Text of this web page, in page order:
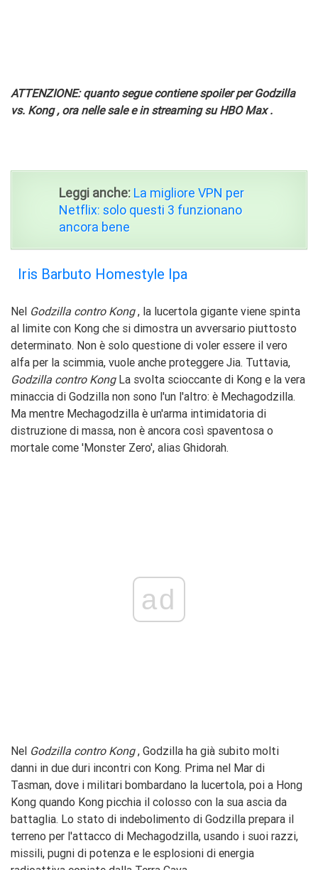
ATTENZIONE: quanto segue contiene spoiler per Godzilla
vs. Kong , ora nelle sale e in streaming su HBO Max .
Leggi anche: La migliore VPN per
Netflix: solo questi 3 funzionano
ancora bene
Iris Barbuto Homestyle Ipa
Nel Godzilla contro Kong, la lucertola gigante viene spinta
al limite con Kong che si dimostra un avversario piuttosto
determinato. Non è solo questione di voler essere il vero
alfa per la scimmia, vuole anche proteggere Jia. Tuttavia,
Godzilla contro KongLa svolta scioccante di Kong e la vera
minaccia di Godzilla non sono l'un l'altro: è Mechagodzilla.
Ma mentre Mechagodzilla è un'arma intimidatoria di
distruzione di massa, non è ancora così spaventosa o
mortale come 'Monster Zero', alias Ghidorah.
ad
Nel Godzilla contro Kong, Godzilla ha già subito molti
danni in due duri incontri con Kong. Prima nel Mar di
Tasman, dove i militari bombardano la lucertola, poi a Hong
Kong quando Kong picchia il colosso con la sua ascia da
battaglia. Lo stato di indebolimento di Godzilla prepara il
terreno per l'attacco di Mechagodzilla, usando i suoi razzi,
missili, pugni di potenza e le esplosioni di energia